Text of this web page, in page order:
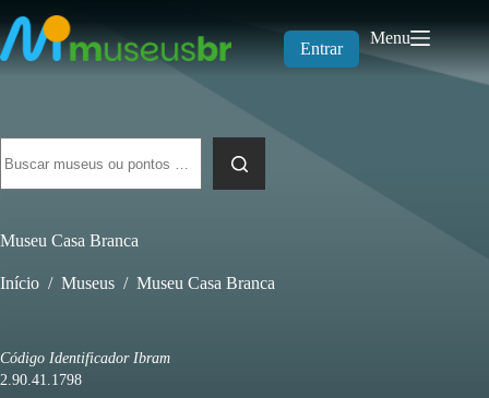
para
o
conteúdo
Entrar
Menu
resultados
Museu Casa Branca
Início / Museus / Museu Casa Branca
Código Identificador Ibram
2.90.41.1798